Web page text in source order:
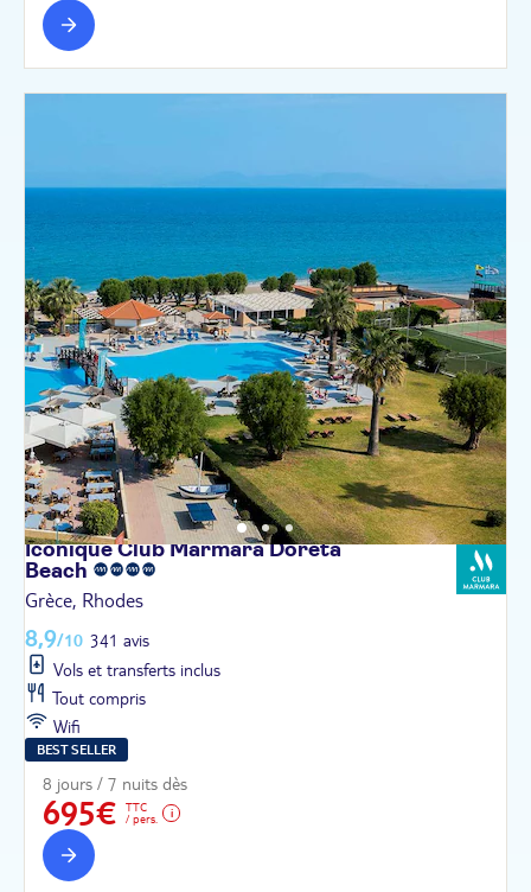
Iconique Club Marmara Doreta
Beach
Grèce, Rhodes
8,9/10 341 avis
Vols et transferts inclus
Tout compris
Wifi
BEST SELLER
8 jours / 7 nuits dès
695€
TTC
/ pers.